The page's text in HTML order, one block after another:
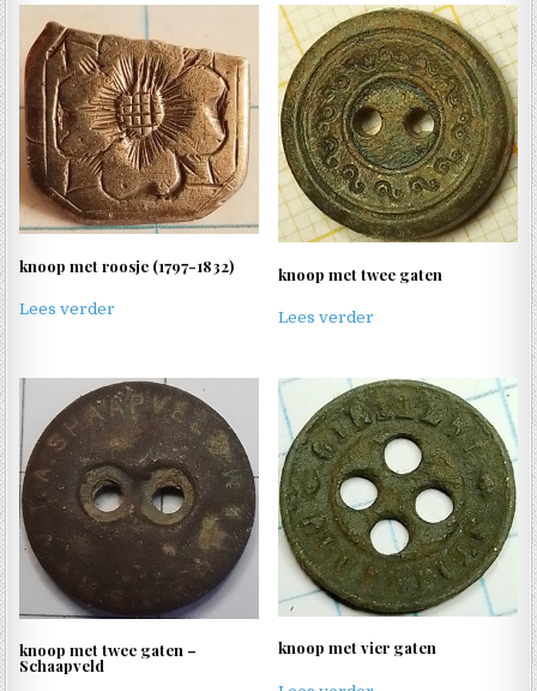
knoop met roosje (1797-1832)
Lees verder
knoop met twee gaten
Lees verder
knoop met twee gaten –
Schaapveld
knoop met vier gaten